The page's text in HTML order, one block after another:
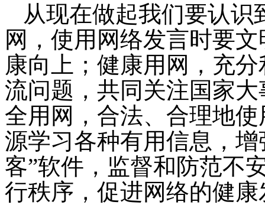
从现在做起我们要认
网，使用网络发言时要
康向上；健康用网，充
流问题，共同关注国家
全用网， 合法、合理地
源学习各种有用信息，
客”软件，监督和防范不
行秩序，促进网络的健康